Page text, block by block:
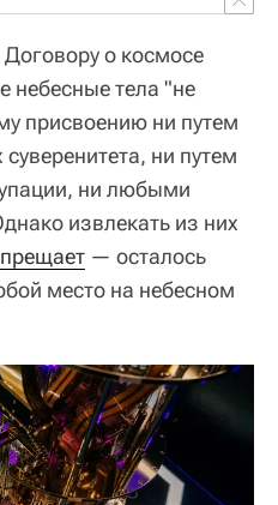
о космосе
небесные тела "не
присвоению ни путем
ни путем
ни любыми
извлекать из них
— осталось
место на небесном